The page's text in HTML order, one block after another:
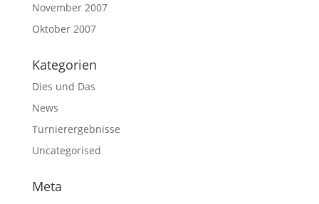
November 2007
Oktober 2007
Kategorien
Dies und Das
News
Turnierergebnisse
Uncategorised
Meta